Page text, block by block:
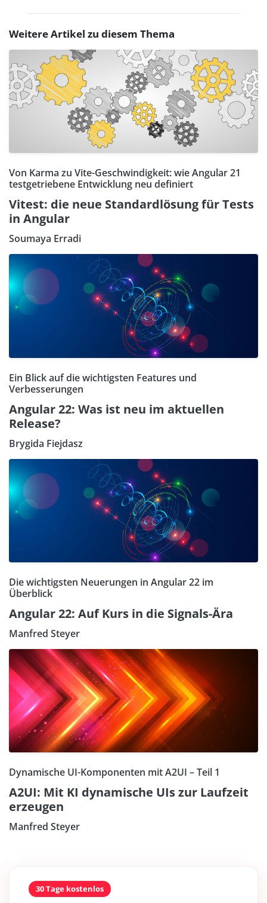
Weitere Artikel zu diesem Thema
Von Karma zu Vite-Geschwindigkeit: wie Angular 21
testgetriebene Entwicklung neu definiert
Vitest: die neue Standardlösung für Tests
in Angular
Soumaya Erradi
Ein Blick auf die wichtigsten Features und
Verbesserungen
Angular 22: Was ist neu im aktuellen
Release?
Brygida Fiejdasz
Die wichtigsten Neuerungen in Angular 22 im
Überblick
Angular 22: Auf Kurs in die Signals-Ära
Manfred Steyer
Dynamische UI-Komponenten mit A2UI – Teil 1
A2UI: Mit KI dynamische UIs zur Laufzeit
erzeugen
Manfred Steyer
30 Tage kostenlos